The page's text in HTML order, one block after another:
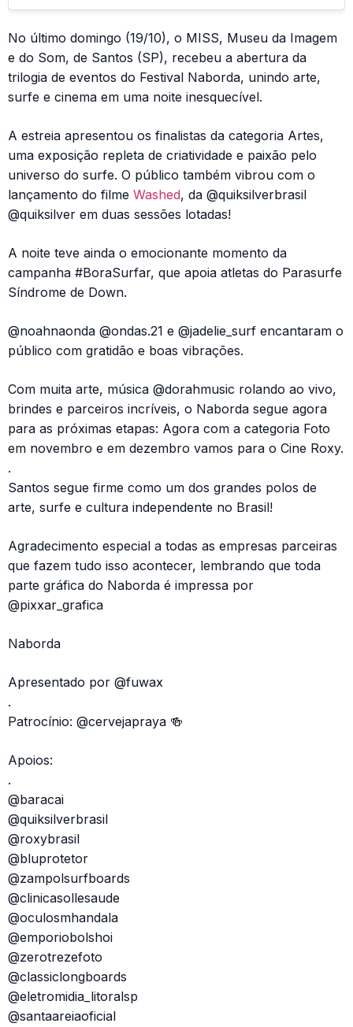
No último domingo (19/10), o MISS, Museu da Imagem
e do Som, de Santos (SP), recebeu a abertura da
trilogia de eventos do Festival Naborda, unindo arte,
surfe e cinema em uma noite inesquecível.
A estreia apresentou os finalistas da categoria Artes,
uma exposição repleta de criatividade e paixão pelo
universo do surfe. O público também vibrou com o
lançamento do filme Washed, da @quiksilverbrasil
@quiksilver em duas sessões lotadas!
A noite teve ainda o emocionante momento da
campanha #BoraSurfar, que apoia atletas do Parasurfe
Síndrome de Down.
@noahnaonda @ondas.21 e @jadelie_surf encantaram o
público com gratidão e boas vibrações.
Com muita arte, música @dorahmusic rolando ao vivo,
brindes e parceiros incríveis, o Naborda segue agora
para as próximas etapas: Agora com a categoria Foto
em novembro e em dezembro vamos para o Cine Roxy.
.
Santos segue firme como um dos grandes polos de
arte, surfe e cultura independente no Brasil!
Agradecimento especial a todas as empresas parceiras
que fazem tudo isso acontecer, lembrando que toda
parte gráfica do Naborda é impressa por
@pixxar_grafica
Naborda
Apresentado por @fuwax
.
Patrocínio: @cervejapraya 🍻
Apoios:
.
@baracai
@quiksilverbrasil
@roxybrasil
@bluprotetor
@zampolsurfboards
@clinicasollesaude
@oculosmhandala
@emporiobolshoi
@zerotrezefoto
@classiclongboards
@eletromidia_litoralsp
@santaareiaoficial